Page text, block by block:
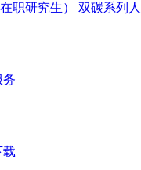
职研究生） 双碳系列
务
载